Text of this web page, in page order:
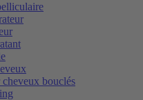
bouclés